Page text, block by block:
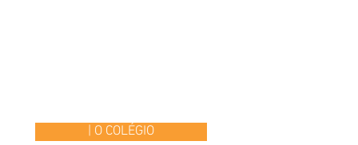
| O COLÉGIO